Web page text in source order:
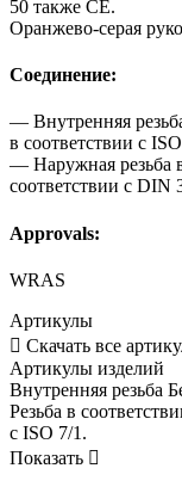
50 также CE.
Оранжево-серая
Соединение:
— Внутренняя
в соответствии с
— Наружная резьба
соответствии с DIN
Approvals:
WRAS
Артикулы
 Скачать все
Артикулы изделий
Внутренняя резьба
Резьба в
с ISO 7/1.
Показать 